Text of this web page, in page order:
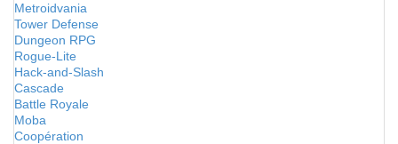
Metroidvania
Tower Defense
Dungeon RPG
Rogue-Lite
Hack-and-Slash
Cascade
Battle Royale
Moba
Coopération